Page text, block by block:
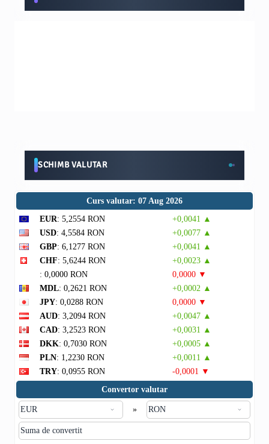
SCHIMB VALUTAR
Curs valutar: 07 Aug 2026
EUR: 5,2554 RON
+0,0041 ▲
USD: 4,5584 RON
+0,0077 ▲
GBP: 6,1277 RON
+0,0041 ▲
CHF: 5,6244 RON
+0,0023 ▲
: 0,0000 RON
0,0000 ▼
MDL: 0,2621 RON
+0,0002 ▲
JPY: 0,0288 RON
0,0000 ▼
AUD: 3,2094 RON
+0,0047 ▲
CAD: 3,2523 RON
+0,0031 ▲
DKK: 0,7030 RON
+0,0005 ▲
PLN: 1,2230 RON
+0,0011 ▲
TRY: 0,0955 RON
-0,0001 ▼
Convertor valutar
»